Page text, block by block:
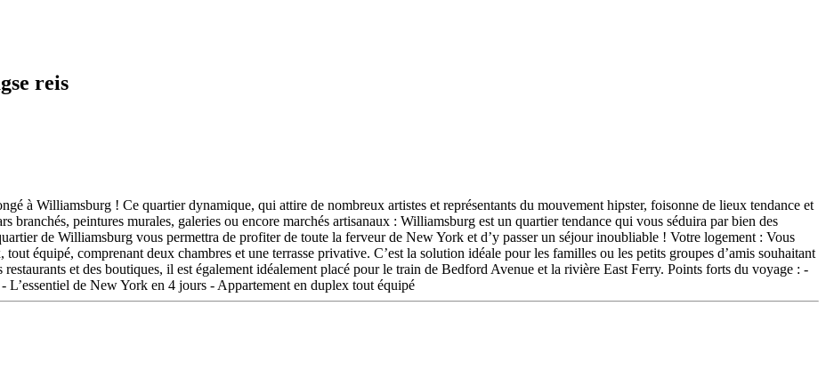
reis
à Williamsburg ! Ce quartier dynamique, qui attire de nombreux artistes et représentants du mouvement hipster, foisonne de lieux tendance et
branchés, peintures murales, galeries ou encore marchés artisanaux : Williamsburg est un quartier tendance qui vous séduira par bien des
de Williamsburg vous permettra de profiter de toute la ferveur de New York et d’y passer un séjour inoubliable ! Votre logement : Vous
équipé, comprenant deux chambres et une terrasse privative. C’est la solution idéale pour les familles ou les petits groupes d’amis souhaitant
et des boutiques, il est également idéalement placé pour le train de Bedford Avenue et la rivière East Ferry. Points forts du voyage : -
de New York en 4 jours - Appartement en duplex tout équipé